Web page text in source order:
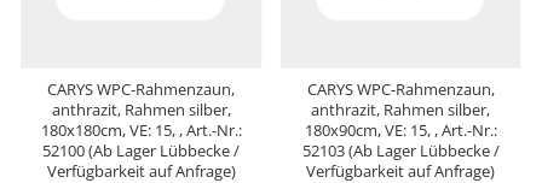
CARYS WPC-Rahmenzaun,
anthrazit, Rahmen silber,
180x180cm, VE: 15, , Art.-Nr.:
52100 (Ab Lager Lübbecke /
Verfügbarkeit auf Anfrage)
CARYS WPC-Rahmenzaun,
anthrazit, Rahmen silber,
180x90cm, VE: 15, , Art.-Nr.:
52103 (Ab Lager Lübbecke /
Verfügbarkeit auf Anfrage)